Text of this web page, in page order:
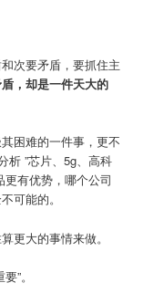
次要矛盾，要抓住主
，却是一件天大的
困难的一件事，更不
析 ”芯片、5g、高科
有优势，哪个公司
可能的。
更大的事情来做。
”。